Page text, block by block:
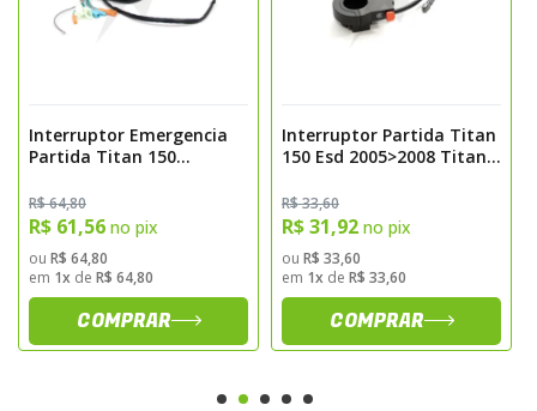
- Substituição do interruptor original com
- Restauração da eficiência do sistema de
partida elétrica
- Manutenção preventiva da Honda Titan
125 ESD e CES
Interruptor Emergencia
Partida Titan 150
2016>2022 C/ Pisca Alerta
Magnetron
R$ 64,80
R$ 61,56 no pix
ou R$ 64,80
em 1x de R$ 64,80
COMPRAR
Interruptor Partida Titan
150 Esd 2005>2008 Titan
Magnetron
R$ 33,60
R$ 31,92 no pix
ou R$ 33,60
em 1x de R$ 33,60
COMPRAR